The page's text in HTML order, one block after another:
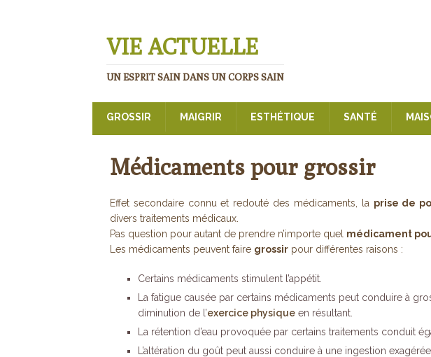
VIE ACTUELLE
UN ESPRIT SAIN DANS UN CORPS SAIN
GROSSIR MAIGRIR ESTHÉTIQUE SANTÉ
Médicaments pour grossir
Effet secondaire connu et redouté des médicaments, la prise de
divers traitements médicaux.
Pas question pour autant de prendre n’importe quel médicament
Les médicaments peuvent faire grossir pour différentes raisons :
Certains médicaments stimulent l’appétit.
La fatigue causée par certains médicaments peut conduire à
diminution de l’exercice physique en résultant.
La rétention d’eau provoquée par certains traitements conduit
L’altération du goût peut aussi conduire à une ingestion